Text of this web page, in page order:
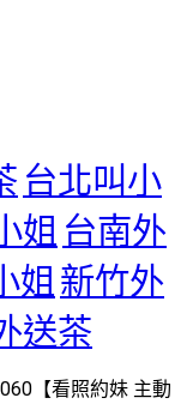
台北叫小
姐 台南外
姐 新竹外
送茶
【看照約妹 主動